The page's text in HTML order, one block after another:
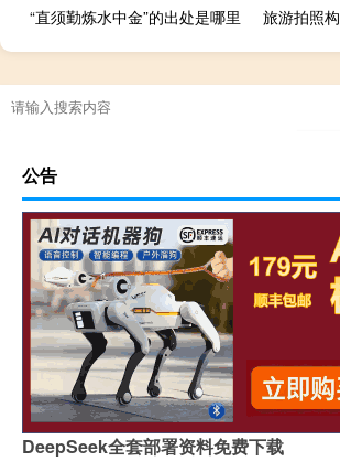
“直须勤炼水中金”的出处是哪里 旅游拍照
公告
DeepSeek全套部署资料免费下载